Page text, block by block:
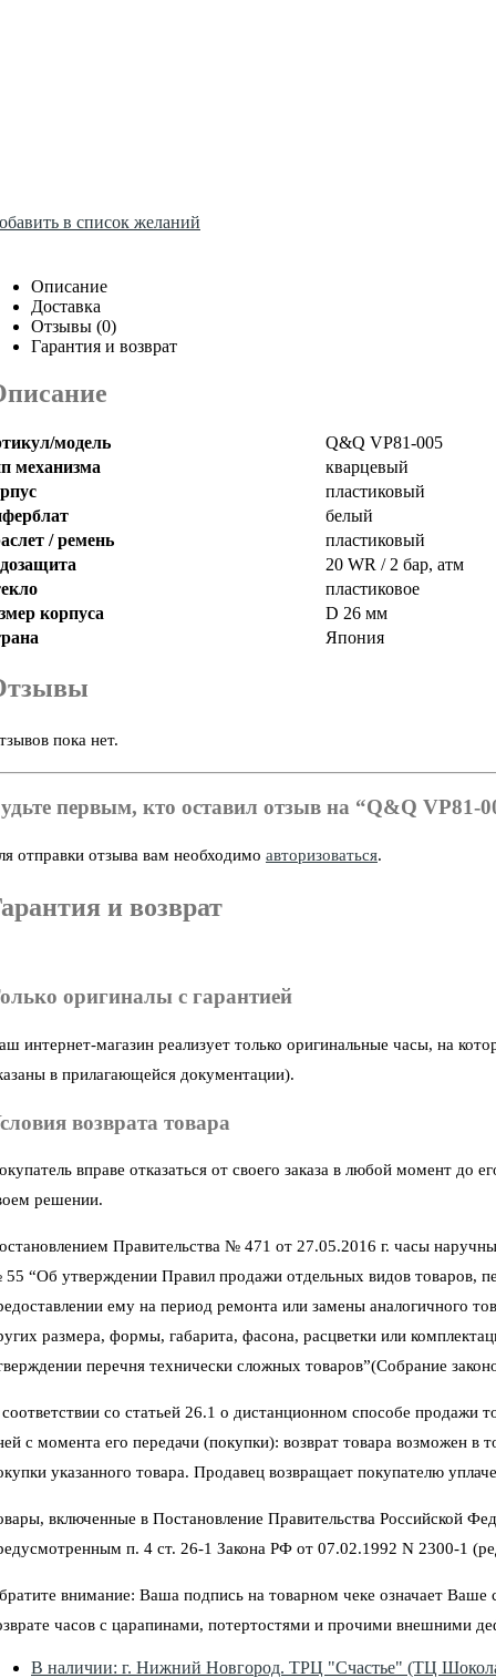
в список желаний
Описание
Доставка
Отзывы (0)
Гарантия и возврат
модель
Q&Q VP81-005
механизма
кварцевый
пластиковый
белый
/ ремень
пластиковый
20 WR / 2 бар, атм
пластиковое
корпуса
D 26 мм
Япония
пока нет.
первым, кто оставил отзыв на “Q&Q VP81-
отправки отзыва вам необходимо авторизоваться.
и возврат
оригиналы с гарантией
интернет-магазин реализует только оригинальные часы, на
в прилагающейся документации).
возврата товара
вправе отказаться от своего заказа в любой момент
решении.
Правительства № 471 от 27.05.2016 г. часы
“Об утверждении Правил продажи отдельных видов товаров,
ему на период ремонта или замены аналогичного
размера, формы, габарита, фасона, расцветки или
перечня технически сложных товаров”(Собрание
со статьей 26.1 о дистанционном способе продажи
с момента его передачи (покупки): возврат товара возможен
указанного товара. Продавец возвращает покупателю
включенные в Постановление Правительства Российской
п. 4 ст. 26-1 Закона РФ от 07.02.1992 N 2300-1
внимание: Ваша подпись на товарном чеке означает Ваше
часов с царапинами, потертостями и прочими внешними
В наличии: г. Нижний Новгород. ТРЦ "Счастье" (ТЦ